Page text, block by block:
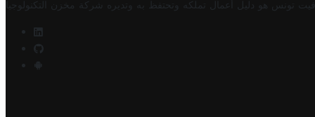
تونس هو دليل أعمال تملكه وتحتفظ به وتديره شركة مخزن التكنولوجيا